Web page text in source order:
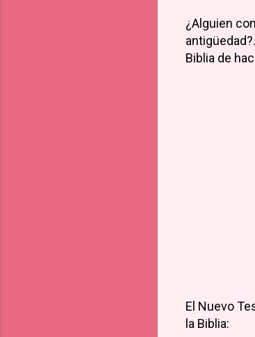
¿Alguien
Biblia de
El Nuevo
la Biblia: